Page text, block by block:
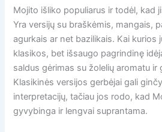
Mojito išliko populiarus ir todėl, kad
Yra versijų su braškėmis, mangais,
agurkais ar net bazilikais. Kai kurios
klasikos, bet išsaugo pagrindinę
saldus gėrimas su žolelių aromatu ir
Klasikinės versijos gerbėjai gali
interpretacijų, tačiau jos rodo, kad
gyvybinga ir lengvai suprantama.